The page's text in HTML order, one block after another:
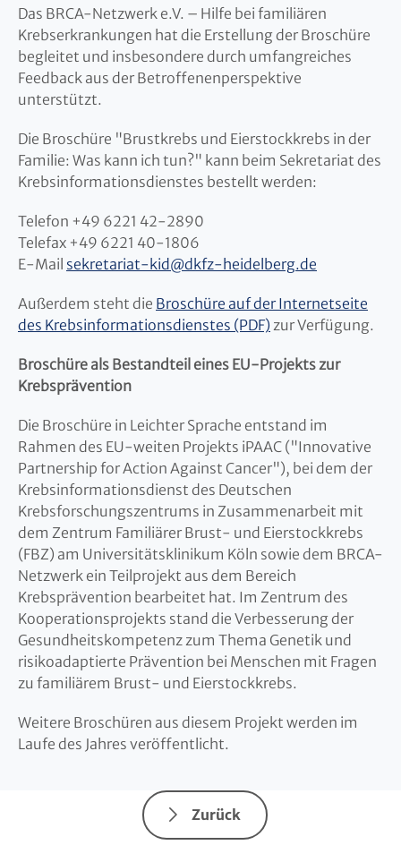
Das BRCA-Netzwerk e.V. – Hilfe bei familiären
Krebserkrankungen hat die Erstellung der Broschüre
begleitet und insbesondere durch umfangreiches
Feedback aus der Betroffenenperspektive
unterstützt.
Die Broschüre "Brustkrebs und Eierstockkrebs in der
Familie: Was kann ich tun?" kann beim Sekretariat des
Krebsinformationsdienstes bestellt werden:
Telefon +49 6221 42-2890
Telefax +49 6221 40-1806
E-Mail sekretariat-kid @dkfz-heidelberg.de
Außerdem steht die Broschüre auf der Internetseite
des Krebsinformationsdienstes (PDF) zur Verfügung.
Broschüre als Bestandteil eines EU-Projekts zur
Krebsprävention
Die Broschüre in Leichter Sprache entstand im
Rahmen des EU-weiten Projekts iPAAC ("Innovative
Partnership for Action Against Cancer"), bei dem der
Krebsinformationsdienst des Deutschen
Krebsforschungszentrums in Zusammenarbeit mit
dem Zentrum Familiärer Brust- und Eierstockkrebs
(FBZ) am Universitätsklinikum Köln sowie dem BRCA-
Netzwerk ein Teilprojekt aus dem Bereich
Krebsprävention bearbeitet hat. Im Zentrum des
Kooperationsprojekts stand die Verbesserung der
Gesundheitskompetenz zum Thema Genetik und
risikoadaptierte Prävention bei Menschen mit Fragen
zu familiärem Brust- und Eierstockkrebs.
Weitere Broschüren aus diesem Projekt werden im
Laufe des Jahres veröffentlicht.
Zurück